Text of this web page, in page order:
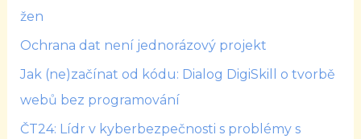
žen
Ochrana dat není jednorázový projekt
Jak (ne)začínat od kódu: Dialog DigiSkill o tvorbě
webů bez programování
ČT24: Lídr v kyberbezpečnosti s problémy s